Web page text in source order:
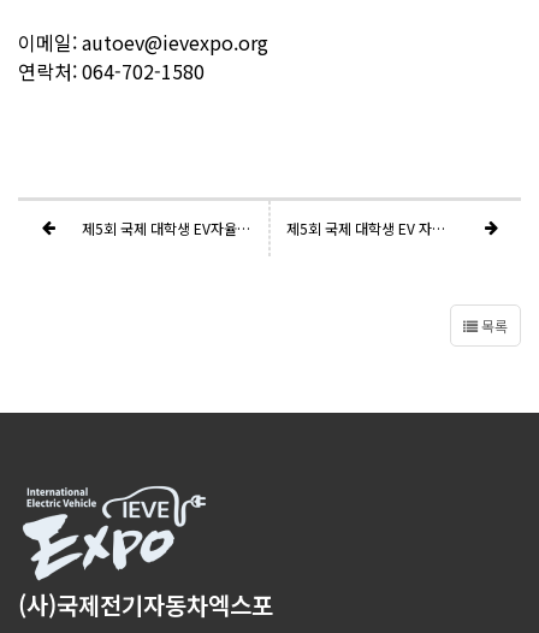
이메일: autoev@ievexpo.org
연락처: 064-702-1580
제5회 국제 대학생 EV자율주행 경진대회 "장소 및 코스 변경" 안내 제5회 국제 대학생 EV 자율주행 경진대회 상세일정 및 주행경로 안내
목록
(사)국제전기자동차엑스포